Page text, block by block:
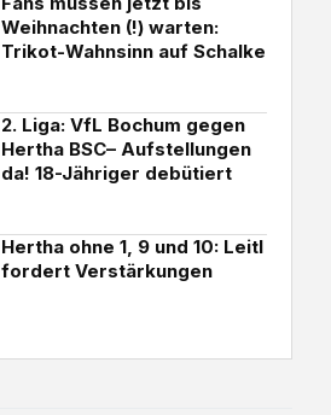
Weihnachten (!) warten:
Trikot-Wahnsinn auf Schalke
2. Liga: VfL Bochum gegen
Hertha BSC– Aufstellungen
da! 18-Jähriger debütiert
Hertha ohne 1, 9 und 10: Leitl
fordert Verstärkungen